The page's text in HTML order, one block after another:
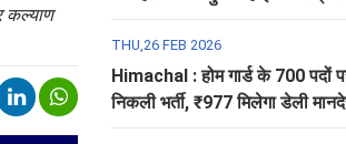
कल्याण
THU,26 FEB 2026
Himachal : होम गार्ड के 700 पदों
निकली भर्ती, ₹977 मिलेगा डेली
पूरी डिटेल